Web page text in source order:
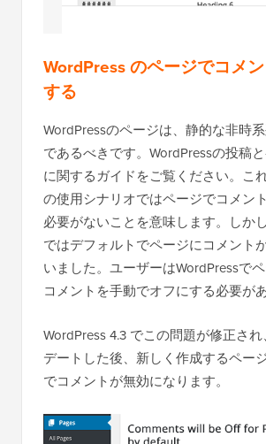
WordPress のページでコメ
する
WordPressのページは、静的な非時
であるべきです。WordPressの投稿
に関するガイドをご覧ください。こ
の使用シナリオではページでコメン
必要がないことを意味します。しか
ではデフォルトでページにコメント
いました。ユーザーはWordPressで
コメントを手動でオフにする必要が
WordPress 4.3 でこの問題が修正さ
デートした後、新しく作成するペー
でコメントが無効になります。